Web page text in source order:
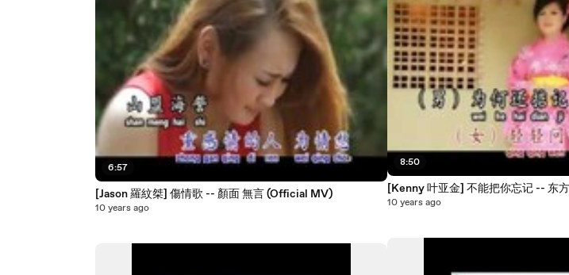
6:57
[Jason 羅紋桀] 傷情歌 -- 顏面 無言 (Official MV)
10 years ago
8:50
10 years ago